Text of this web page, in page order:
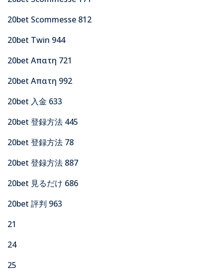
20bet Scommesse 812
20bet Twin 944
20bet Απατη 721
20bet Απατη 992
20bet 入金 633
20bet 登録方法 445
20bet 登録方法 78
20bet 登録方法 887
20bet 見るだけ 686
20bet 評判 963
21
24
25